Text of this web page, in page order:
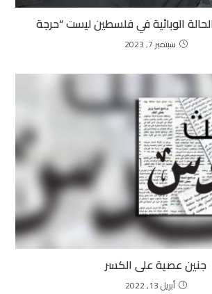
الوبائية في فلسطين ليست “حرجة
سبتمبر 7, 2023
جنين عصية على الكسر
أبريل 13, 2022